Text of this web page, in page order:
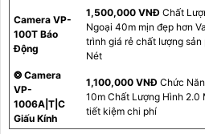
Camera VP-
100T Báo
Động
1,500,000 VNĐ Chất
Ngoại 40m mịn đẹp hơn
trình giá rẻ chất lượng
Nét
❂ Camera
VP-
1006A|T|C
Giấu Kính
1,100,000 VNĐ Chức
10m Chất Lượng Hình 2.0
tiết kiệm chi phí